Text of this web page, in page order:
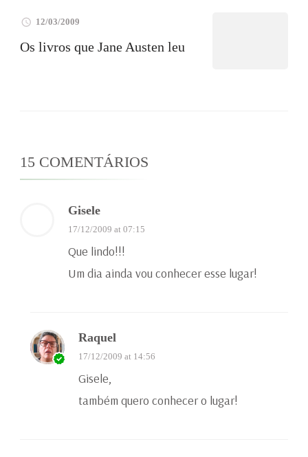
12/03/2009
Os livros que Jane Austen leu
15 COMENTÁRIOS
Gisele
17/12/2009 at 07:15
Que lindo!!!
Um dia ainda vou conhecer esse lugar!
Raquel
17/12/2009 at 14:56
Gisele,
também quero conhecer o lugar!